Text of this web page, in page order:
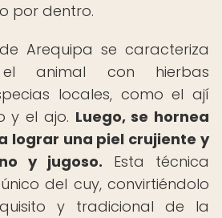
por dentro.
Arequipa se caracteriza
animal con hierbas
locales, como el ají
y el ajo. Luego, se hornea
lograr una piel crujiente y
y jugoso. Esta técnica
del cuy, convirtiéndolo
y tradicional de la